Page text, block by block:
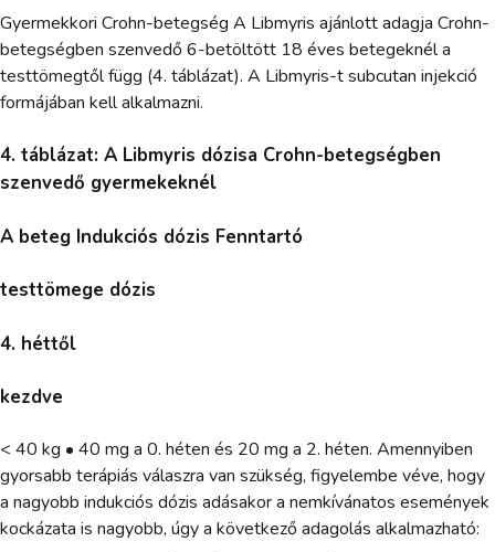
Gyermekkori Crohn-betegség A Libmyris ajánlott adagja Crohn-
betegségben szenvedő 6-betöltött 18 éves betegeknél a
testtömegtől függ (4. táblázat). A Libmyris-t subcutan injekció
formájában kell alkalmazni.
4. táblázat: A Libmyris dózisa Crohn-betegségben
szenvedő gyermekeknél
A beteg Indukciós dózis Fenntartó
testtömege dózis
4. héttől
kezdve
< 40 kg • 40 mg a 0. héten és 20 mg a 2. héten. Amennyiben
gyorsabb terápiás válaszra van szükség, figyelembe véve, hogy
a nagyobb indukciós dózis adásakor a nemkívánatos események
kockázata is nagyobb, úgy a következő adagolás alkalmazható: